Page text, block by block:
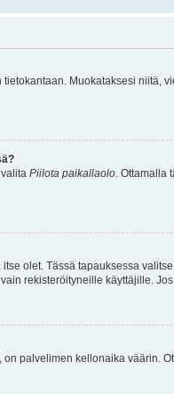
Muokataksesi
Piilota paikallaolo .
olet. Tässä tapauksessa
rekisteröityneille käyttäjille.
palvelimen kellonaika väärin.